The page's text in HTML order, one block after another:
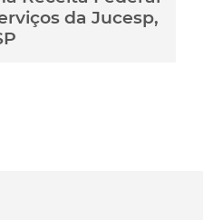
da Jucesp,